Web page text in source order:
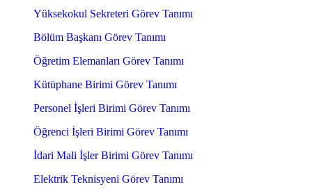
Yüksekokul Sekreteri Görev Tanımı
Bölüm Başkanı Görev Tanımı
Öğretim Elemanları Görev Tanımı
Kütüphane Birimi Görev Tanımı
Personel İşleri Birimi Görev Tanımı
Öğrenci İşleri Birimi Görev Tanımı
İdari Mali İşler Birimi Görev Tanımı
Elektrik Teknisyeni Görev Tanımı